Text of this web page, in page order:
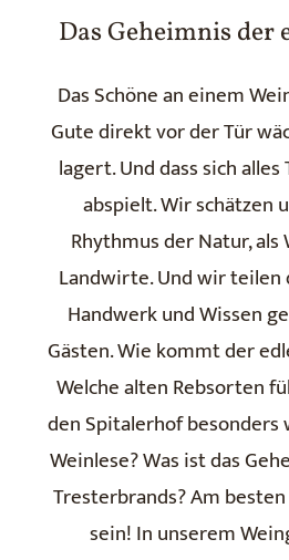
Das Geheimnis der
Das Schöne an einem
Gute direkt vor der Tür
lagert. Und dass sich
abspielt. Wir schätzen
Rhythmus der Natur,
Landwirte. Und wir teilen
Handwerk und Wissen
Gästen. Wie kommt der
Welche alten Rebsorten
den Spitalerhof besonders
Weinlese? Was ist das
Tresterbrands? Am
sein! In unserem